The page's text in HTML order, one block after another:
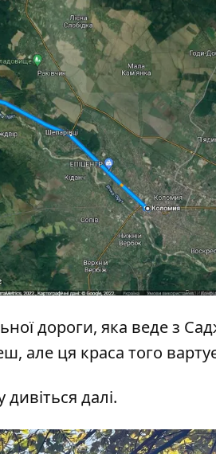
дороги, яка веде з
але ця краса того
далі.